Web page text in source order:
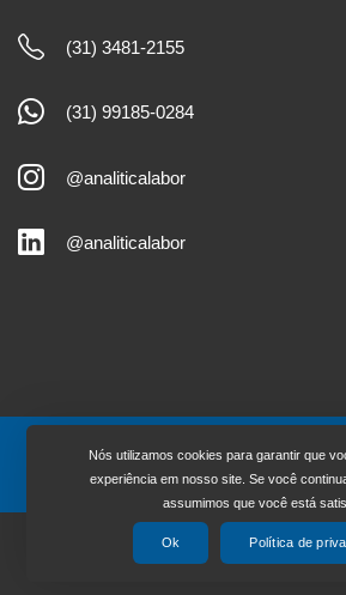
(31) 3481-2155
(31) 99185-0284
@analiticalabor
@analiticalabor
Analítica, todos os direitos
Desenvolvido por
Nós utilizamos cookies para garantir que
experiência em nosso site. Se você
assumimos que você está
Ok Política de